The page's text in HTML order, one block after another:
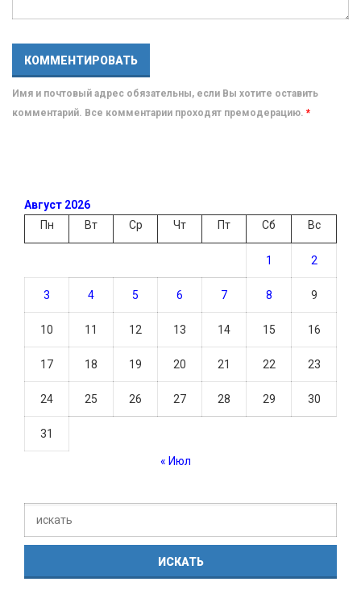
Имя и почтовый адрес обязательны, если Вы хотите оставить
комментарий. Все комментарии проходят премодерацию. *
Август 2026
Пн
Вт Ср Чт Пт Сб Вс
1 2
3 4 5 6 7 8 9
10 11 12 13 14 15 16
17 18 19 20 21 22 23
24 25 26 27 28 29 30
31
« Июл